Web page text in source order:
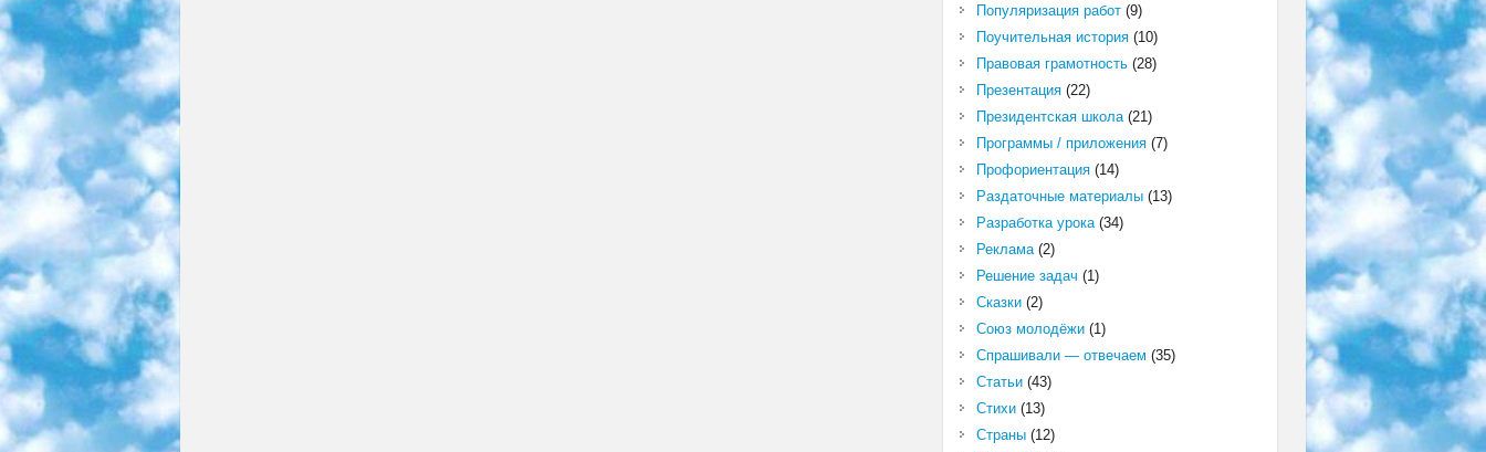
Популяризация работ(9)
Поучительная история(10)
Правовая грамотность(28)
Презентация(22)
Президентская школа(21)
Программы / приложения(7)
Профориентация(14)
Раздаточные материалы(13)
Разработка урока(34)
Реклама(2)
Решение задач (1)
Сказки(2)
Союз молодёжи(1)
Спрашивали — отвечаем (35)
Статьи(43)
Стихи(13)
Страны(12)